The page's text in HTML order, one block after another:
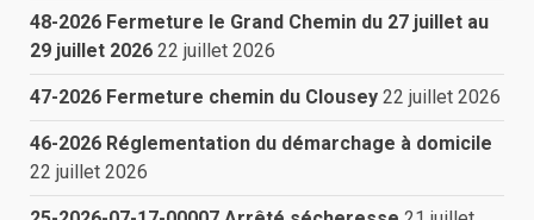
48-2026 Fermeture le Grand Chemin du 27 juillet au
29 juillet 2026 22 juillet 2026
47-2026 Fermeture chemin du Clousey 22 juillet 2026
46-2026 Réglementation du démarchage à domicile
22 juillet 2026